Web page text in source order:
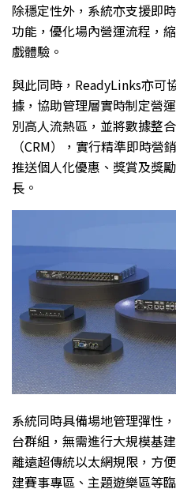
除穩定性外，系統亦支援即
功能，優化場內營運流程，
戲體驗。
與此同時，ReadyLinks亦可
據，協助管理層實時制定營
別高人流熱區，並將數據整
（CRM），實行精準即時
推送個人化優惠、獎賞及獎
長。
系統同時具備場地管理彈性
台群組，無需進行大規模基
離遠超傳統以太網規限，方
建賽事專區、主題遊樂區等